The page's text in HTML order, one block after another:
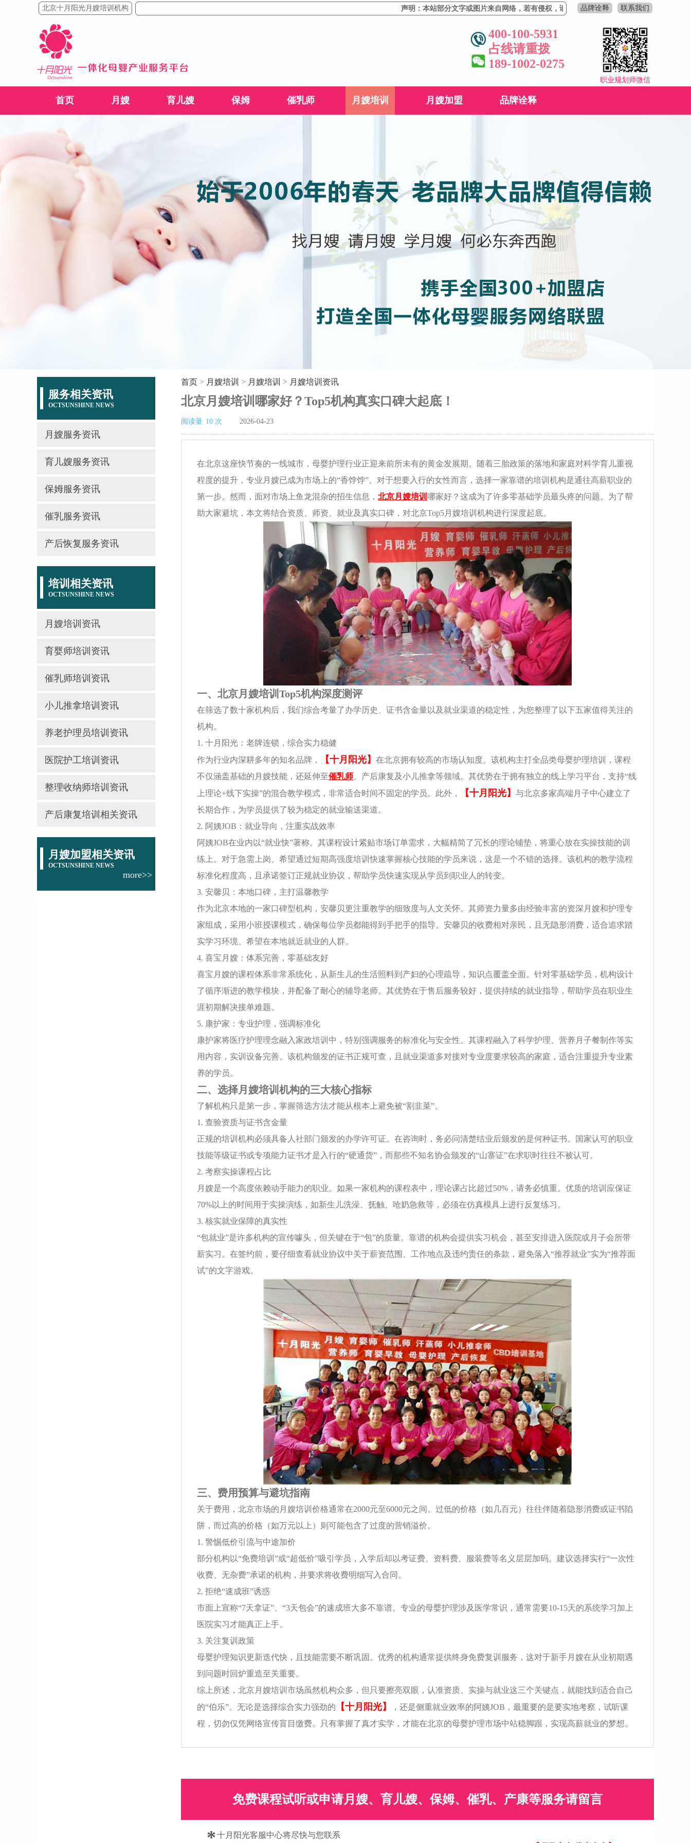
北京十月阳光月嫂培训机构 声明：本站部分文字或图片来自网络，若有侵权，请联系删除！ 品牌诠释 联系我们
职业规划师微信
400-100-5931
占线请重拨
189-1002-0275
首页 月嫂 育儿嫂 保姆 催乳师 月嫂培训 月嫂加盟 品牌诠释
服务相关资讯
OCTSUNSHINE NEWS
月嫂服务资讯
育儿嫂服务资讯
保姆服务资讯
催乳服务资讯
产后恢复服务资讯
培训相关资讯
OCTSUNSHINE NEWS
月嫂培训资讯
育婴师培训资讯
催乳师培训资讯
小儿推拿培训资讯
养老护理员培训资讯
医院护工培训资讯
整理收纳师培训资讯
产后康复培训相关资讯
月嫂加盟相关资讯
OCTSUNSHINE NEWS
more>>
首页 > 月嫂培训 > 月嫂培训 > 月嫂培训资讯
北京月嫂培训哪家好？Top5机构真实口碑大起底！
阅读量 10 次 2026-04-23
在北京这座快节奏的一线城市，母婴护理行业正迎来前所未有的黄金发展期。随着三胎政策的落地和家庭对科学育儿重视
程度的提升，专业月嫂已成为市场上的“香饽饽”。对于想要入行的女性而言，选择一家靠谱的培训机构是通往高薪职业的
第一步。然而，面对市场上鱼龙混杂的招生信息， 北京月嫂培训 哪家好？这成为了许多零基础学员最头疼的问题。为了帮
助大家避坑，本文将结合资质、师资、就业及真实口碑，对北京Top5月嫂培训机构进行深度起底。
一、北京月嫂培训Top5机构深度测评
在筛选了数十家机构后，我们综合考量了办学历史、证书含金量以及就业渠道的稳定性，为您整理了以下五家值得关注的
机构。
1. 十月阳光：老牌连锁，综合实力稳健
作为行业内深耕多年的知名品牌，
【十月阳光】 在北京拥有较高的市场认知度。该机构主打全品类母婴护理培训，课程
不仅涵盖基础的月嫂技能，还延伸至催乳师 、产后康复及小儿推拿等领域。其优势在于拥有独立的线上学习平台，支持“线
上理论+线下实操”的混合教学模式，非常适合时间不固定的学员。此外，
【十月阳光】 与北京多家高端月子中心建立了
长期合作，为学员提供了较为稳定的就业输送渠道。
2. 阿姨JOB：就业导向，注重实战效率
阿姨JOB在业内以“就业快”著称。其课程设计紧贴市场订单需求，大幅精简了冗长的理论铺垫，将重心放在实操技能的训
练上。对于急需上岗、希望通过短期高强度培训快速掌握核心技能的学员来说，这是一个不错的选择。该机构的教学流程
标准化程度高，且承诺签订正规就业协议，帮助学员快速实现从学员到职业人的转变。
3. 安馨贝：本地口碑，主打温馨教学
作为北京本地的一家口碑型机构，安馨贝更注重教学的细致度与人文关怀。其师资力量多由经验丰富的资深月嫂和护理专
家组成，采用小班授课模式，确保每位学员都能得到手把手的指导。安馨贝的收费相对亲民，且无隐形消费，适合追求踏
实学习环境、希望在本地就近就业的人群。
4. 喜宝月嫂：体系完善，零基础友好
喜宝月嫂的课程体系非常系统化，从新生儿的生活照料到产妇的心理疏导，知识点覆盖全面。针对零基础学员，机构设计
了循序渐进的教学模块，并配备了耐心的辅导老师。其优势在于售后服务较好，提供持续的就业指导，帮助学员在职业生
涯初期解决接单难题。
5. 康护家：专业护理，强调标准化
康护家将医疗护理理念融入家政培训中，特别强调服务的标准化与安全性。其课程融入了科学护理、营养月子餐制作等实
用内容，实训设备完善。该机构颁发的证书正规可查，且就业渠道多对接对专业度要求较高的家庭，适合注重提升专业素
养的学员。
二、选择月嫂培训机构的三大核心指标
了解机构只是第一步，掌握筛选方法才能从根本上避免被“割韭菜”。
1. 查验资质与证书含金量
正规的培训机构必须具备人社部门颁发的办学许可证。在咨询时，务必问清楚结业后颁发的是何种证书。国家认可的职业
技能等级证书或专项能力证书才是入行的“硬通货”，而那些不知名协会颁发的“山寨证”在求职时往往不被认可。
2. 考察实操课程占比
月嫂是一个高度依赖动手能力的职业。如果一家机构的课程表中，理论课占比超过50%，请务必慎重。优质的培训应保证
70%以上的时间用于实操演练，如新生儿洗澡、抚触、呛奶急救等，必须在仿真模具上进行反复练习。
3. 核实就业保障的真实性
“包就业”是许多机构的宣传噱头，但关键在于“包”的质量。靠谱的机构会提供实习机会，甚至安排进入医院或月子会所带
薪实习。在签约前，要仔细查看就业协议中关于薪资范围、工作地点及违约责任的条款，避免落入“推荐就业”实为“推荐面
试”的文字游戏。
三、费用预算与避坑指南
关于费用，北京市场的月嫂培训价格通常在2000元至6000元之间。过低的价格（如几百元）往往伴随着隐形消费或证书陷
阱，而过高的价格（如万元以上）则可能包含了过度的营销溢价。
1. 警惕低价引流与中途加价
部分机构以“免费培训”或“超低价”吸引学员，入学后却以考证费、资料费、服装费等名义层层加码。建议选择实行“一次性
收费、无杂费”承诺的机构，并要求将收费明细写入合同。
2. 拒绝“速成班”诱惑
市面上宣称“7天拿证”、“3天包会”的速成班大多不靠谱。专业的母婴护理涉及医学常识，通常需要10-15天的系统学习加上
医院实习才能真正上手。
3. 关注复训政策
母婴护理知识更新迭代快，且技能需要不断巩固。优秀的机构通常提供终身免费复训服务，这对于新手月嫂在从业初期遇
到问题时回炉重造至关重要。
综上所述，北京月嫂培训市场虽然机构众多，但只要擦亮双眼，认准资质、实操与就业这三个关键点，就能找到适合自己
的“伯乐”。无论是选择综合实力强劲的
【十月阳光】
，还是侧重就业效率的阿姨JOB，最重要的是要实地考察，试听课
程，切勿仅凭网络宣传盲目缴费。只有掌握了真才实学，才能在北京的母婴护理市场中站稳脚跟，实现高薪就业的梦想。
免费课程试听或申请月嫂、育儿嫂、保姆、催乳、产康等服务请留言
*十月阳光客服中心将尽快与您联系